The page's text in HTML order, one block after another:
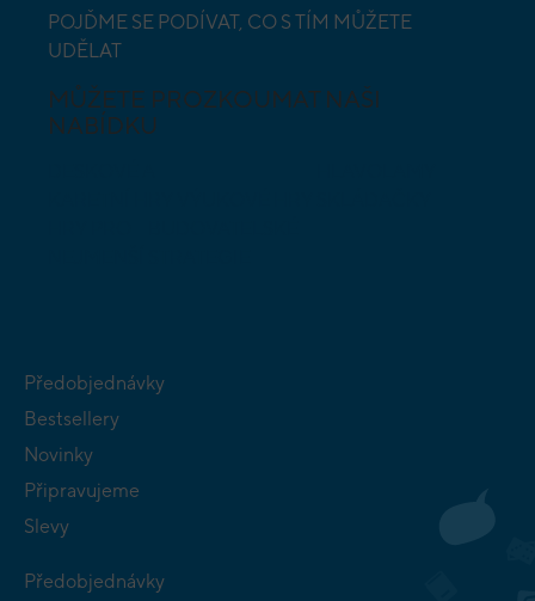
POJĎME SE PODÍVAT, CO S TÍM MŮŽETE
UDĚLAT
MŮŽETE PROZKOUMAT NAŠI
NABÍDKU
Předobjednávky
Bestsellery
Novinky
Připravujeme
Slevy
Předobjednávky